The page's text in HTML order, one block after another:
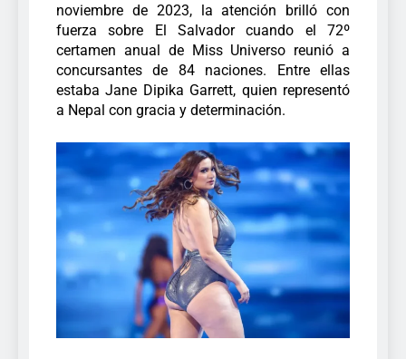
noviembre de 2023, la atención brilló con
fuerza sobre El Salvador cuando el 72º
certamen anual de Miss Universo reunió a
concursantes de 84 naciones. Entre ellas
estaba Jane Dipika Garrett, quien representó
a Nepal con gracia y determinación.